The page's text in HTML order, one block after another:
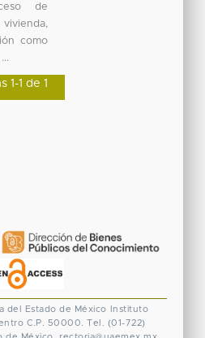
de
como
1-1 de 1
del Estado de México
Instituto
C.P. 50000. Tel. (01-722)